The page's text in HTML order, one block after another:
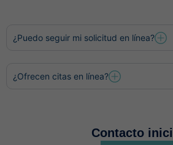
¿Puedo seguir mi solicitud en línea?
¿Ofrecen citas en línea?
Contacto